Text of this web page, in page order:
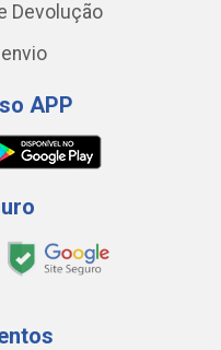
Devolução
APP